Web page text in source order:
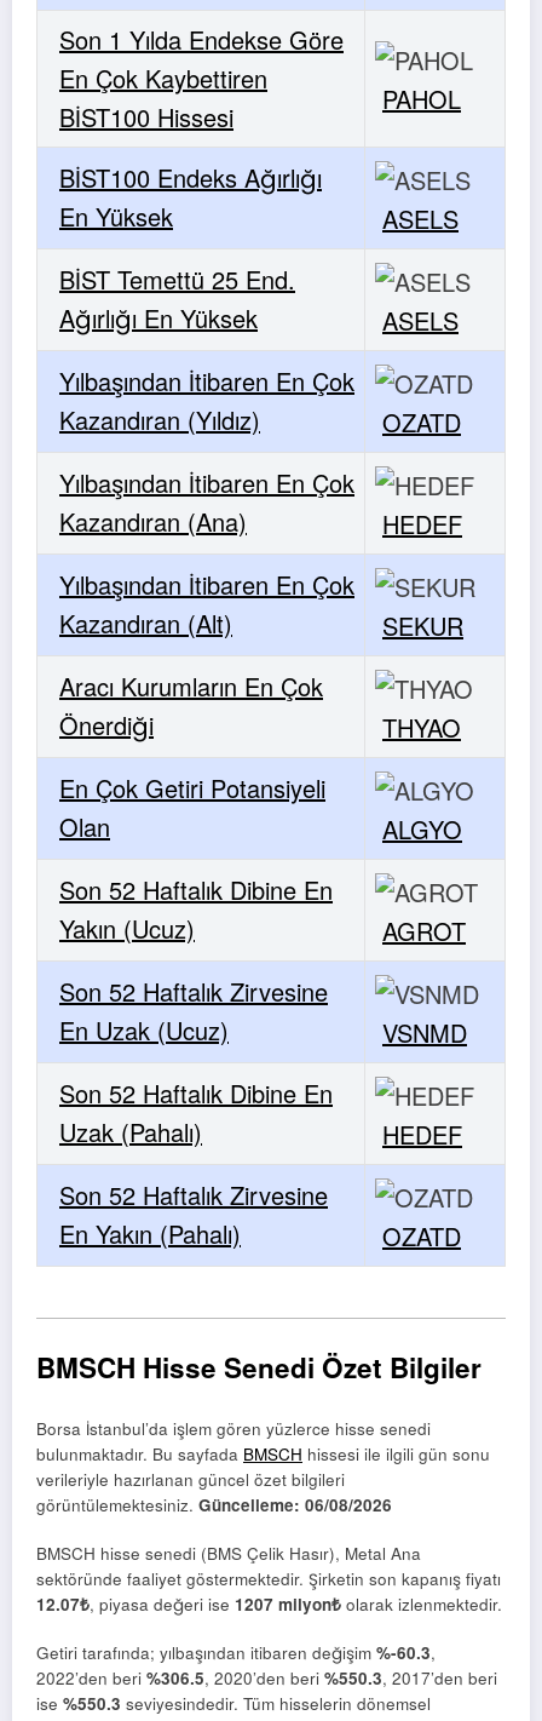
Son 1 Yılda Endekse Göre
En Çok Kaybettiren
BİST100 Hissesi
PAHOL
BİST100 Endeks Ağırlığı
En Yüksek
ASELS
BİST Temettü 25 End.
Ağırlığı En Yüksek
ASELS
Yılbaşından İtibaren En Çok
Kazandıran (Yıldız)
OZATD
Yılbaşından İtibaren En Çok
Kazandıran (Ana)
HEDEF
Yılbaşından İtibaren En Çok
Kazandıran (Alt)
SEKUR
Aracı Kurumların En Çok
Önerdiği
THYAO
En Çok Getiri Potansiyeli
Olan
ALGYO
Son 52 Haftalık Dibine En
Yakın (Ucuz)
AGROT
Son 52 Haftalık Zirvesine
En Uzak (Ucuz)
VSNMD
Son 52 Haftalık Dibine En
Uzak (Pahalı)
HEDEF
Son 52 Haftalık Zirvesine
En Yakın (Pahalı)
OZATD
BMSCH Hisse Senedi Özet Bilgiler
Borsa İstanbul’da işlem gören yüzlerce hisse senedi
bulunmaktadır. Bu sayfada BMSCH hissesi ile ilgili gün sonu
verileriyle hazırlanan güncel özet bilgileri
görüntülemektesiniz. Güncelleme: 06/08/2026
BMSCH hisse senedi (BMS Çelik Hasır), Metal Ana
sektöründe faaliyet göstermektedir. Şirketin son kapanış fiyatı
12.07₺, piyasa değeri ise 1207 milyon₺ olarak izlenmektedir.
Getiri tarafında; yılbaşından itibaren değişim %-60.3,
2022’den beri %306.5, 2020’den beri %550.3, 2017’den beri
ise %550.3 seviyesindedir. Tüm hisselerin dönemsel